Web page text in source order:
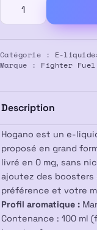
E-
liquide
Hogano
100ml
Fighter
Fuel
Catégorie : E-
Marque : Fighter Fuel
Description
Hogano est un e-
proposé en grand
livré en 0 mg, sans
ajoutez des
préférence et votre
Profil aromatique :
Contenance : 100 ml